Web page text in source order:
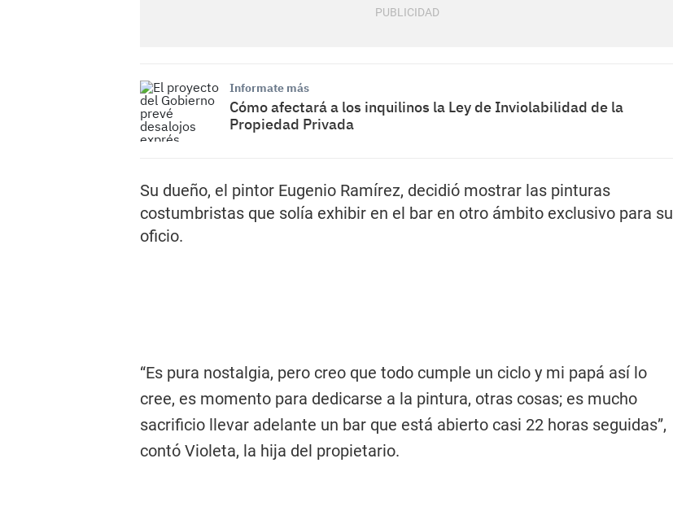
Informate más
Cómo afectará a los inquilinos la Ley de Inviolabilidad de la
Propiedad Privada
Su dueño, el pintor Eugenio Ramírez, decidió mostrar las pinturas
costumbristas que solía exhibir en el bar en otro ámbito exclusivo para su
oficio.
“Es pura nostalgia, pero creo que todo cumple un ciclo y mi papá así lo
cree, es momento para dedicarse a la pintura, otras cosas; es mucho
sacrificio llevar adelante un bar que está abierto casi 22 horas seguidas”,
contó Violeta, la hija del propietario.